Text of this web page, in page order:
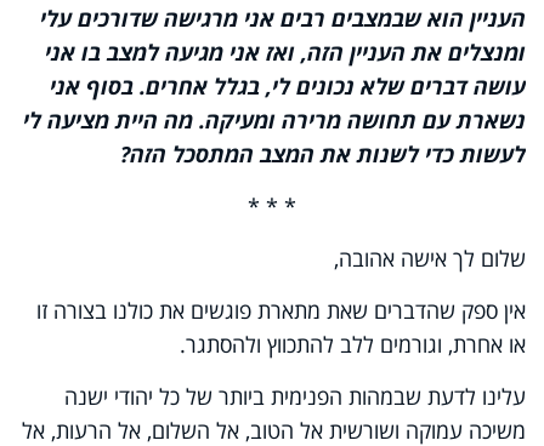
העניין הוא שבמצבים רבים אני מרגישה שדורכים עלי
ומנצלים את העניין הזה, ואז אני מגיעה למצב בו אני
עושה דברים שלא נכונים לי, בגלל אחרים. בסוף אני
נשארת עם תחושה מרירה ומעיקה. מה היית מציעה לי
לעשות כדי לשנות את המצב המתסכל הזה?
* * *
שלום לך אישה אהובה,
אין ספק שהדברים שאת מתארת פוגשים את כולנו בצורה זו
או אחרת, וגורמים ללב להתכווץ ולהסתגר.
עלינו לדעת שבמהות הפנימית ביותר של כל יהודי ישנה
משיכה עמוקה ושורשית אל הטוב, אל השלום, אל הרעות, אל